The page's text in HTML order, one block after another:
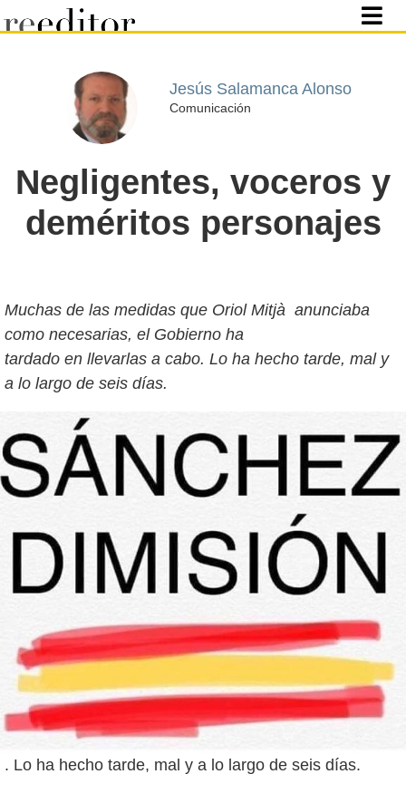
Jesús Salamanca Alonso
Comunicación
Negligentes, voceros y
deméritos personajes
Muchas de las medidas que Oriol Mitjà anunciaba
como necesarias, el Gobierno ha
tardado en llevarlas a cabo. Lo ha hecho tarde, mal y
a lo largo de seis días.
. Lo ha hecho tarde, mal y a lo largo de seis días.